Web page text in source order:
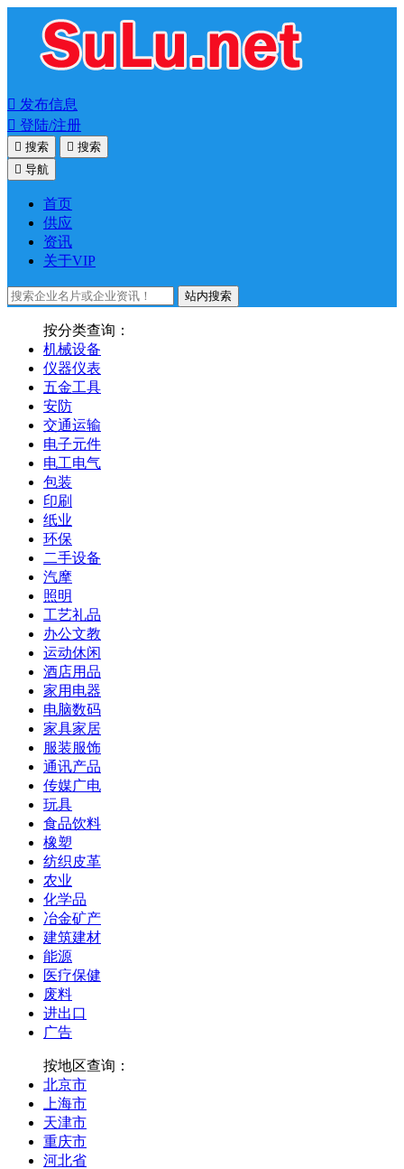
 发布信息
 登陆/注册
 搜索  搜索
 导航
首页
供应
资讯
关于VIP
站内搜索
按分类查询：
机械设备
仪器仪表
五金工具
安防
交通运输
电子元件
电工电气
包装
印刷
纸业
环保
二手设备
汽摩
照明
工艺礼品
办公文教
运动休闲
酒店用品
家用电器
电脑数码
家具家居
服装服饰
通讯产品
传媒广电
玩具
食品饮料
橡塑
纺织皮革
农业
化学品
冶金矿产
建筑建材
能源
医疗保健
废料
进出口
广告
按地区查询：
北京市
上海市
天津市
重庆市
河北省